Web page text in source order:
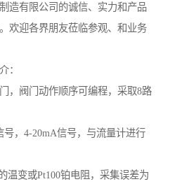
造有限公司的诚信、实力和产品
欢迎各界朋友莅临参观、和业务
：
，阀门动作顺序可编程，采取8路
号，4-20mA信号，与流量计进行
温变或Pt100铂电阻，采集误差为